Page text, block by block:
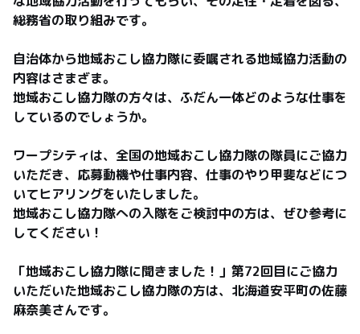
総務省の取り組みです。
自治体から地域おこし協力隊に委嘱される地域協力活動の
内容はさまざま。
地域おこし協力隊の方々は、ふだん一体どのような仕事を
しているのでしょうか。
ワープシティは、全国の地域おこし協力隊の隊員にご協力
いただき、応募動機や仕事内容、仕事のやり甲斐などにつ
いてヒアリングをいたしました。
地域おこし協力隊への入隊をご検討中の方は、ぜひ参考に
してください！
「地域おこし協力隊に聞きました！」第72回目にご協力
いただいた地域おこし協力隊の方は、北海道安平町の佐藤